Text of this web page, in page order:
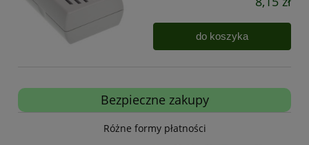
do koszyka
Bezpieczne zakupy
Różne formy płatności